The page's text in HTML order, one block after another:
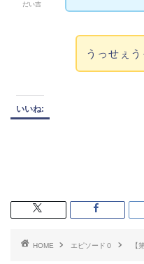
だい吉
うっせぇ
いいね:
HOME エピソード０ 【